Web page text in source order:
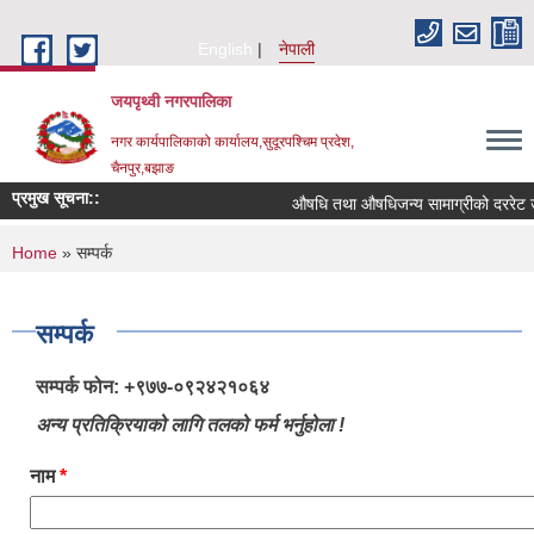
English
नेपाली
जयपृथ्वी नगरपालिका
नगर कार्यपालिकाको कार्यालय,सुदूरपश्चिम प्रदेश,
चैनपुर,बझाङ
प्रमुख सूचना:: औषधि तथा औषधिजन्य सामाग्रीको दररेट
You are here
Home » सम्पर्क
सम्पर्क
सम्पर्क फोन: +९७७-०९२४२१०६४
अन्य प्रतिक्रियाको लागि तलको फर्म भर्नुहोला !
नाम*